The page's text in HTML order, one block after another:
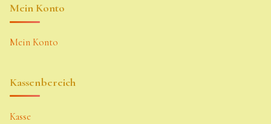
Mein Konto
Mein Konto
Kassenbereich
Kasse